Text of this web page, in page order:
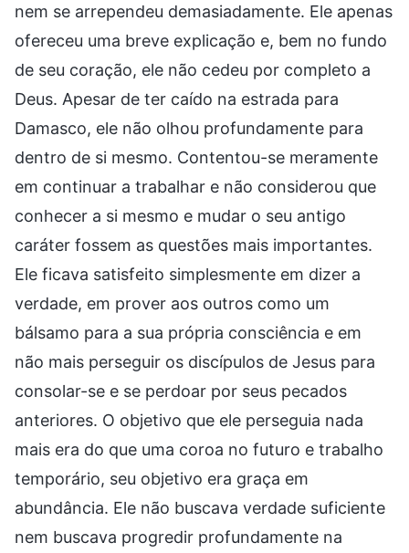
nem se arrependeu demasiadamente. Ele apenas
ofereceu uma breve explicação e, bem no fundo
de seu coração, ele não cedeu por completo a
Deus. Apesar de ter caído na estrada para
Damasco, ele não olhou profundamente para
dentro de si mesmo. Contentou-se meramente
em continuar a trabalhar e não considerou que
conhecer a si mesmo e mudar o seu antigo
caráter fossem as questões mais importantes.
Ele ficava satisfeito simplesmente em dizer a
verdade, em prover aos outros como um
bálsamo para a sua própria consciência e em
não mais perseguir os discípulos de Jesus para
consolar-se e se perdoar por seus pecados
anteriores. O objetivo que ele perseguia nada
mais era do que uma coroa no futuro e trabalho
temporário, seu objetivo era graça em
abundância. Ele não buscava verdade suficiente
nem buscava progredir profundamente na